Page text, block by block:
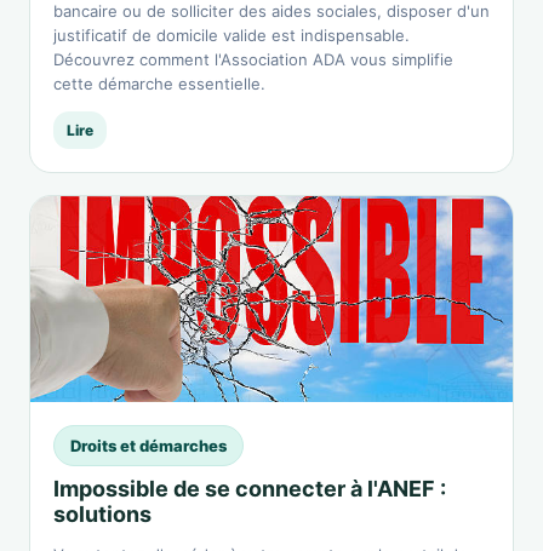
bancaire ou de solliciter des aides sociales, disposer d'un
justificatif de domicile valide est indispensable.
Découvrez comment l'Association ADA vous simplifie
cette démarche essentielle.
Lire
Droits et démarches
Impossible de se connecter à l'ANEF :
solutions